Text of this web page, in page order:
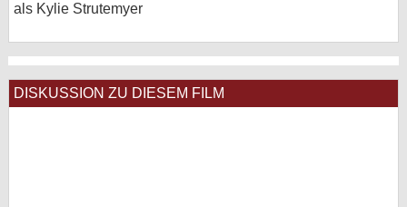
als Kylie Strutemyer
DISKUSSION ZU DIESEM FILM